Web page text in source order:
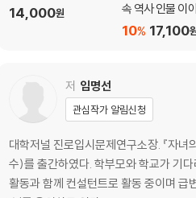
1. 진로 진학 전진 전략
다. 성적과 학생부 분석
2. 진로 현실을 위한 공부 전진 전략
가. 성적 관리로 대입 기본 잡기
나. 성적 향상의 열쇠
다. 진로 목표 완성할 공부 근육
14,000원
속 역사 인물 이
17,100
10%
저 임명선
관심작가 알림신청
대학저널 진로입시문제연구소장. 『자녀
수)를 출간하였다. 학부모와 학교가 기
활동과 함께 컨설턴트로 활동 중이며 급